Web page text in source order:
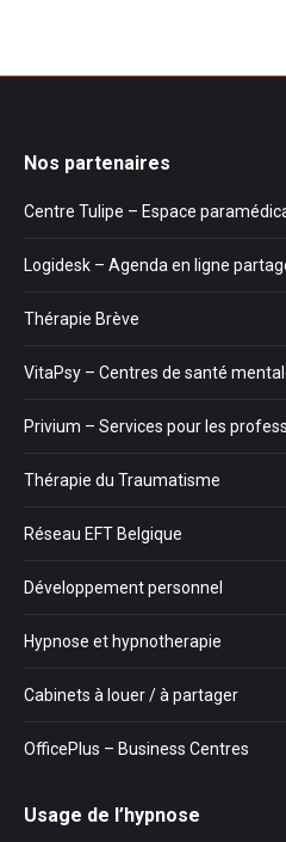
Nos partenaires
Centre Tulipe – Espace
Logidesk – Agenda en ligne
Thérapie Brève
VitaPsy – Centres de santé
Privium – Services pour les
Thérapie du Traumatisme
Réseau EFT Belgique
Développement personnel
Hypnose et hypnotherapie
Cabinets à louer / à partager
OfficePlus – Business Centres
Usage de l’hypnose